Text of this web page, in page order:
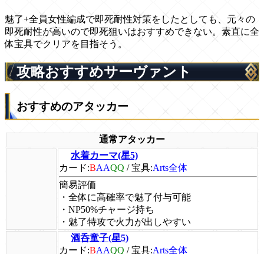
魅了+全員女性編成で即死耐性対策をしたとしても、元々の
即死耐性が高いので即死狙いはおすすめできない。素直に全
体宝具でクリアを目指そう。
攻略おすすめサーヴァント
おすすめのアタッカー
通常アタッカー
水着カーマ(星5)
カード:BAAQQ /宝具:Arts全体
簡易評価
・全体に高確率で魅了付与可能
・NP50%チャージ持ち
・魅了特攻で火力が出しやすい
酒呑童子(星5)
カード:BAAQQ /宝具:Arts全体